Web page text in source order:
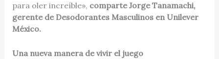
para oler increíble», comparte Jorge Tanamachi,
gerente de Desodorantes Masculinos en Unilever
México.
Una nueva manera de vivir el juego